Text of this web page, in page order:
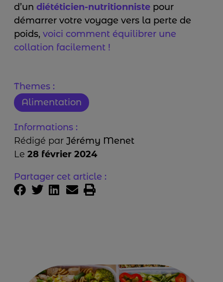
d’un diététicien-nutritionniste pour
démarrer votre voyage vers la perte de
poids, voici comment équilibrer une
collation facilement !
Themes :
Alimentation
Informations :
Rédigé par Jérémy Menet
Le 28 février 2024
Partager cet article :